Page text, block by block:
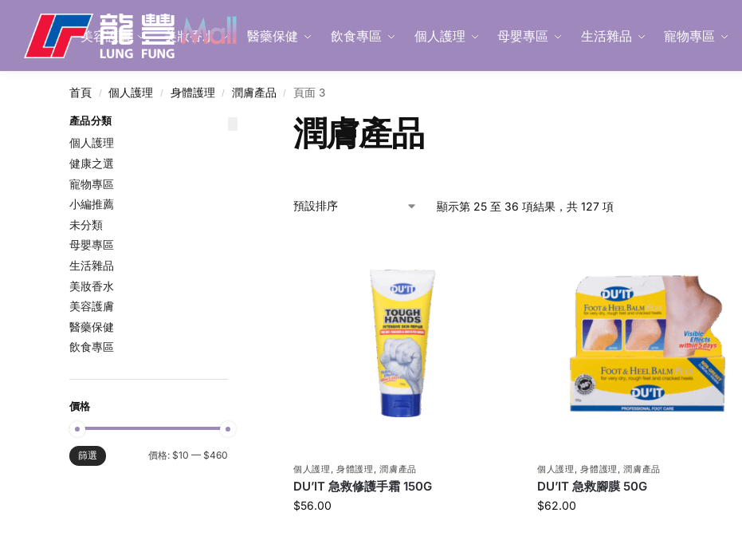
美容護膚 美妝香水 醫藥保健 飲食專區 個人護理 母嬰專區 生活雜品 寵物專區
Search
首頁 / 個人護理 / 身體護理 / 潤膚產品 / 頁面 3
潤膚產品
顯示第 25 至 36 項結果，共 127 項
個人護理 ,身體護理 ,潤膚產品
DU’IT 急救修護手霜 150G
$56.00
個人護理 ,身體護理 ,潤膚產品
DU’IT 急救腳膜 50G
$62.00
產品分類
個人護理
健康之選
寵物專區
小編推薦
未分類
母嬰專區
生活雜品
美妝香水
美容護膚
醫藥保健
飲食專區
價格
篩選 價格: $10 — $460